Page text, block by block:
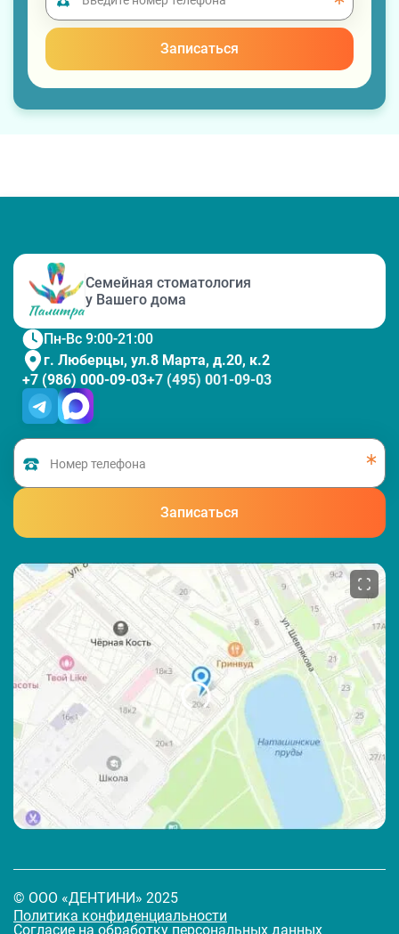
Записаться
Семейная стоматология
у Вашего дома
Пн-Вс 9:00-21:00
г. Люберцы, ул.8 Марта, д.20, к.2
+7 (986) 000-09-03+7 (495) 001-09-03
Записаться
© ООО «ДЕНТИНИ» 2025
Политика конфиденциальности
Согласие на обработку персональных данных